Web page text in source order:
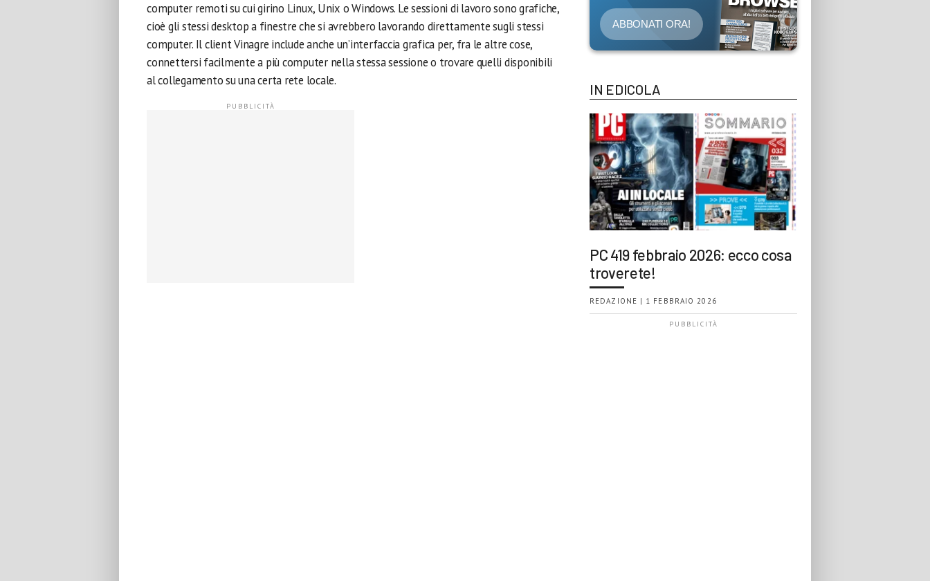
computer remoti su cui girino Linux, Unix o Windows. Le sessioni di lavoro sono grafiche,
cioè gli stessi desktop a finestre che si avrebbero lavorando direttamente sugli stessi
computer. Il client Vinagre include anche un’interfaccia grafica per, fra le altre cose,
connettersi facilmente a più computer nella stessa sessione o trovare quelli disponibili
al collegamento su una certa rete locale.
ABBONATI ORA!
IN EDICOLA
PC 419 febbraio 2026: ecco cosa
troverete!
REDAZIONE | 1 FEBBRAIO 2026